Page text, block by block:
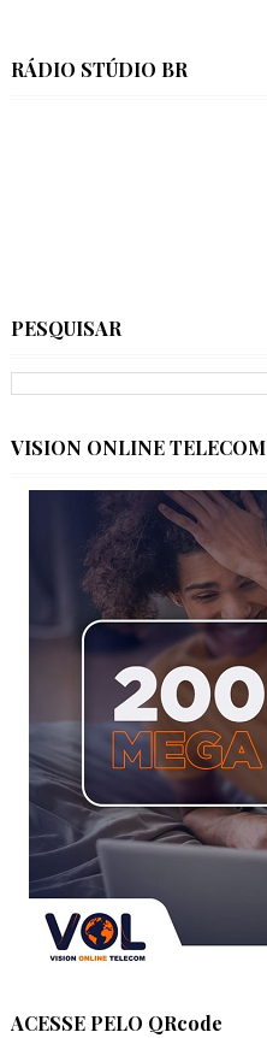
RÁDIO STÚDIO BR
PESQUISAR
VISION ONLINE TELECOM
ACESSE PELO QRcode